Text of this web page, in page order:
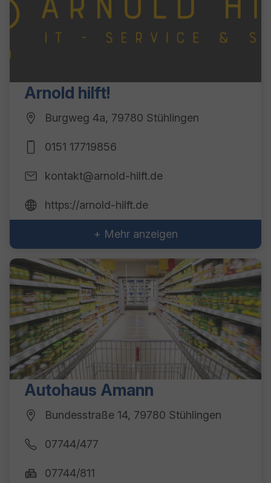
Arnold hilft!
Burgweg 4a, 79780 Stühlingen
0151 17719856
kontakt@arnold-hilft.de
https://arnold-hilft.de
+ Mehr anzeigen
Autohaus Amann
Bundesstraße 14, 79780 Stühlingen
07744/477
07744/811